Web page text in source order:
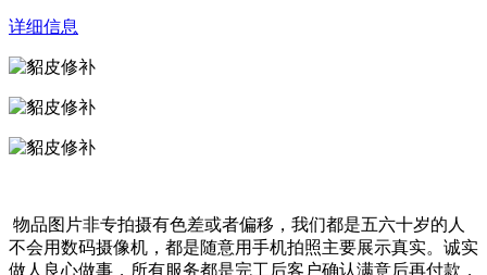
详细信息
物品图片非专拍摄有色差或者偏移，我们都是五六十岁的人
不会用数码摄像机，都是随意用手机拍照主要展示真实。诚实
做人良心做事，所有服务都是完工后客户确认满意后再付款，